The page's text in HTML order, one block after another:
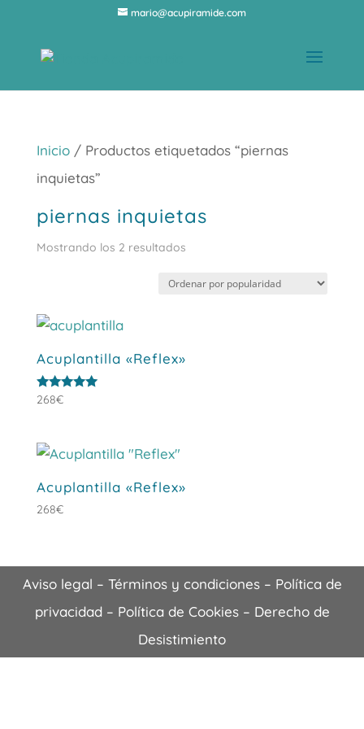
mario@acupiramide.com
Inicio/ Productos etiquetados “piernas
inquietas”
piernas inquietas
Mostrando los 2 resultadosOrdenado
Acuplantilla «Reflex»
Valorado
268€
Acuplantilla «Reflex»
268€
Aviso legal – Términos y condiciones– Política de
privacidad– Política de Cookies– Derecho de
Desistimiento